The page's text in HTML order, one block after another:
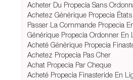
Acheter Du Propecia Sans
Achetez Générique Propecia
Passer La Commande Propecia
Générique Propecia Ordonner En
Acheté Générique Propecia
Achetez Propecia Pas Cher
Achat Propecia Par Cheque
Acheté Propecia Finasteride En